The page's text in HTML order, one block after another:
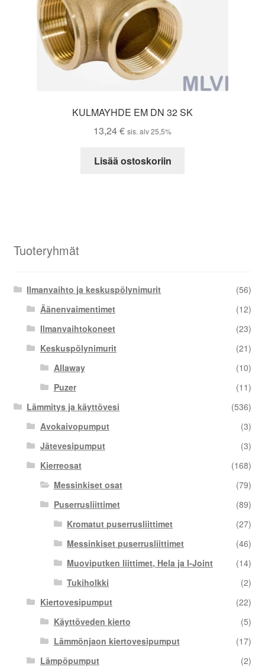
KULMAYHDE EM DN 32 SK
13,24€ sis. alv 25,5%
Lisää ostoskoriin
Tuoteryhmät
Ilmanvaihto ja keskuspölynimurit
(56)
Äänenvaimentimet
(12)
Ilmanvaihtokoneet
(23)
Keskuspölynimurit
(21)
Allaway
(10)
Puzer
(11)
Lämmitys ja käyttövesi
(536)
Avokaivopumput
(3)
Jätevesipumput
(3)
Kierreosat
(168)
Messinkiset osat
(79)
Puserrusliittimet
(89)
Kromatut puserrusliittimet
(27)
Messinkiset puserrusliittimet
(46)
Muoviputken liittimet, Hela ja I-Joint
(14)
Tukiholkki
(2)
Kiertovesipumput
(22)
Käyttöveden kierto
(5)
Lämmönjaon kiertovesipumput
(17)
Lämpöpumput
(2)